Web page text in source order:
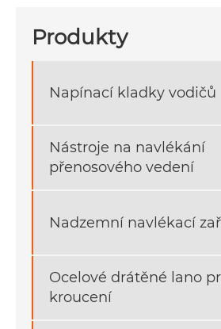
Produkty
Napínací kladky vodičů
Nástroje na navlékání
přenosového vedení
Nadzemní navlékací
Ocelové drátěné lano
kroucení